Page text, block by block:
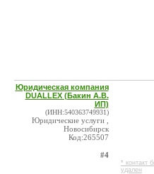
Юридическая компания
DUALLEX (Бакин А.В.
ИП)
(ИНН:540363749931)
Юридические услуги ,
Новосибирск
Код:265507
#4
* контакт
удален